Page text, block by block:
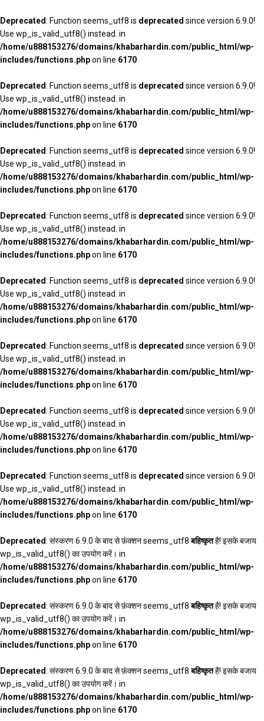
Deprecated: Function seems_utf8 is deprecated since version 6.9.0!
Use wp_is_valid_utf8() instead. in
/home/u888153276/domains/khabarhardin.com/public_html/wp-
includes/functions.phpon line 6170
Deprecated: Function seems_utf8 is deprecated since version 6.9.0!
Use wp_is_valid_utf8() instead. in
/home/u888153276/domains/khabarhardin.com/public_html/wp-
includes/functions.phpon line 6170
Deprecated: Function seems_utf8 is deprecated since version 6.9.0!
Use wp_is_valid_utf8() instead. in
/home/u888153276/domains/khabarhardin.com/public_html/wp-
includes/functions.phpon line 6170
Deprecated: Function seems_utf8 is deprecated since version 6.9.0!
Use wp_is_valid_utf8() instead. in
/home/u888153276/domains/khabarhardin.com/public_html/wp-
includes/functions.phpon line 6170
Deprecated: Function seems_utf8 is deprecated since version 6.9.0!
Use wp_is_valid_utf8() instead. in
/home/u888153276/domains/khabarhardin.com/public_html/wp-
includes/functions.phpon line 6170
Deprecated: Function seems_utf8 is deprecated since version 6.9.0!
Use wp_is_valid_utf8() instead. in
/home/u888153276/domains/khabarhardin.com/public_html/wp-
includes/functions.phpon line 6170
Deprecated: Function seems_utf8 is deprecated since version 6.9.0!
Use wp_is_valid_utf8() instead. in
/home/u888153276/domains/khabarhardin.com/public_html/wp-
includes/functions.phpon line 6170
Deprecated: Function seems_utf8 is deprecated since version 6.9.0!
Use wp_is_valid_utf8() instead. in
/home/u888153276/domains/khabarhardin.com/public_html/wp-
includes/functions.phpon line 6170
Deprecated: संस्करण 6.9.0 के बाद से फ़ंक्शन seems_utf8बहिष्कृतहै! इसके बजाय
wp_is_valid_utf8() का उपयोग करें। in
/home/u888153276/domains/khabarhardin.com/public_html/wp-
includes/functions.phpon line 6170
Deprecated: संस्करण 6.9.0 के बाद से फ़ंक्शन seems_utf8बहिष्कृतहै! इसके बजाय
wp_is_valid_utf8() का उपयोग करें। in
/home/u888153276/domains/khabarhardin.com/public_html/wp-
includes/functions.phpon line 6170
Deprecated: संस्करण 6.9.0 के बाद से फ़ंक्शन seems_utf8बहिष्कृतहै! इसके बजाय
wp_is_valid_utf8() का उपयोग करें। in
/home/u888153276/domains/khabarhardin.com/public_html/wp-
includes/functions.phpon line 6170